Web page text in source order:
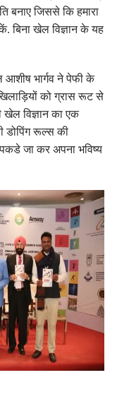
बनाए जिससे कि हमारा
बिना खेल विज्ञान के यह
भार्गव ने पेफी के
को ग्रास रूट से
खेल विज्ञान का एक
डोपिंग रूल्स की
जा कर अपना भविष्य